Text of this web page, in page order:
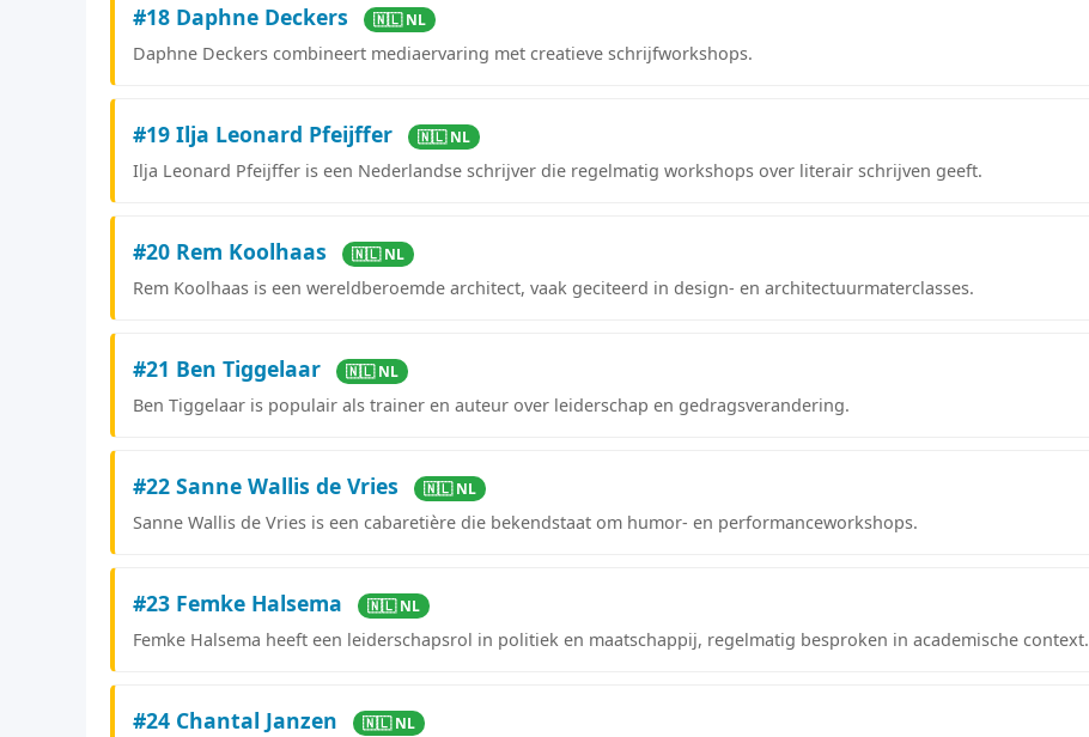
#18 Daphne Deckers 🇳🇱 NL
Daphne Deckers combineert mediaervaring met creatieve schrijfworkshops.
#19 Ilja Leonard Pfeijffer 🇳🇱 NL
Ilja Leonard Pfeijffer is een Nederlandse schrijver die regelmatig workshops over literair schrijven geeft.
#20 Rem Koolhaas 🇳🇱 NL
Rem Koolhaas is een wereldberoemde architect, vaak geciteerd in design- en architectuurmaterclasses.
#21 Ben Tiggelaar 🇳🇱 NL
Ben Tiggelaar is populair als trainer en auteur over leiderschap en gedragsverandering.
#22 Sanne Wallis de Vries 🇳🇱 NL
Sanne Wallis de Vries is een cabaretière die bekendstaat om humor- en performanceworkshops.
#23 Femke Halsema 🇳🇱 NL
Femke Halsema heeft een leiderschapsrol in politiek en maatschappij, regelmatig besproken in academische context.
#24 Chantal Janzen 🇳🇱 NL